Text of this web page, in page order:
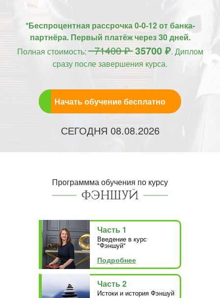
*Беспроцентная рассрочка 0-0-12 от банка-
партнёра. Первый платёж через 30 дней.
Полная стоимость:71400 ₽35700 ₽. Диплом
сразу после завершения курса.
Начать обучение бесплатно
СЕГОДНЯ 08.08.2026
Программма обучения по курсу
ФЭНШУЙ
Часть 1
Введение в курс
"Фэншуй"
Подробнее
Часть 2
Истоки и история Фэншуй